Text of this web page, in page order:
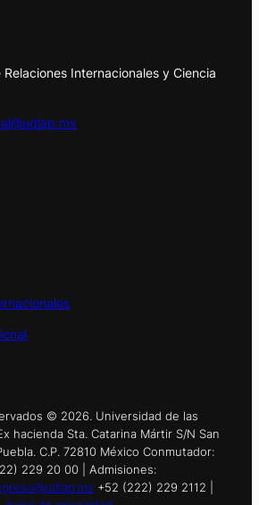
Internacionales y Ciencia
© 2026. Universidad de las
hacienda Sta. Catarina Mártir S/N San
C.P. 72810 México Conmutador:
229 20 00 | Admisiones:
+52 (222) 229 2112 |